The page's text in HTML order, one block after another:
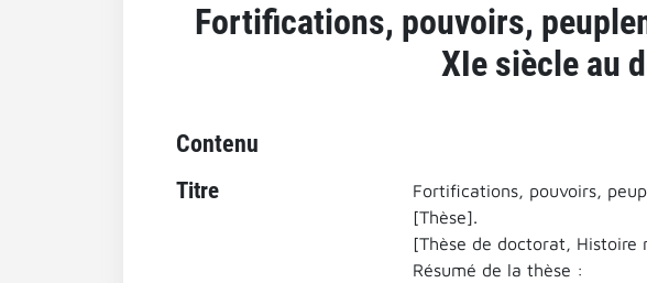
Fortifications, pouvoirs,
XIe siècle au
Contenu
Titre
Fortifications, pouvoirs,
[Thèse].
[Thèse de doctorat, Histoire
Résumé de la thèse :